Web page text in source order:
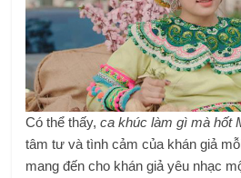
Có thể thấy,ca khúc làm gì mà hốt
tâm tư và tình cảm của khán giả
mang đến cho khán giả yêu nhạc